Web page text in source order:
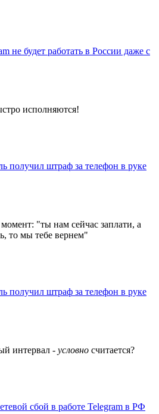
не будет работать в России даже с
исполняются!
получил штраф за телефон в руке
"ты нам сейчас заплати, а
то мы тебе вернем"
получил штраф за телефон в руке
интервал - условно считается?
сбой в работе Telegram в РФ